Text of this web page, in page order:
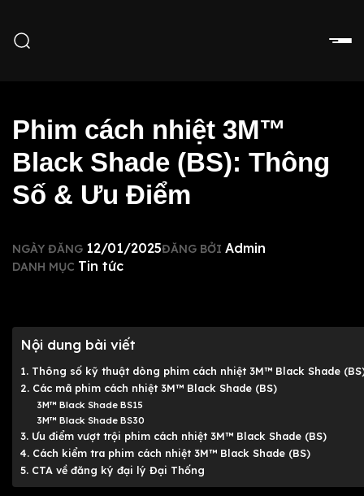
Phim cách nhiệt 3M™
Black Shade (BS): Thông
Số & Ưu Điểm
NGÀY ĐĂNG 12/01/2025ĐĂNG BỞI Admin
DANH MỤC Tin tức
Nội dung bài viết
1. Thông số kỹ thuật dòng phim cách nhiệt 3M™ Black Shade
2. Các mã phim cách nhiệt 3M™ Black Shade (BS)
3M™ Black Shade BS15
3M™ Black Shade BS30
3. Ưu điểm vượt trội phim cách nhiệt 3M™ Black Shade (BS)
4. Cách kiểm tra phim cách nhiệt 3M™ Black Shade (BS)
5. CTA về đăng ký đại lý Đại Thống